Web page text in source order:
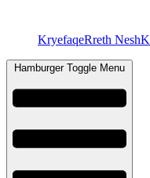
KryefaqeRreth Nesh
Hamburger Toggle Menu